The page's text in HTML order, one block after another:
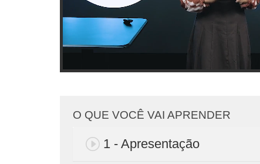
O QUE VOCÊ VAI APRENDER
1 - Apresentação